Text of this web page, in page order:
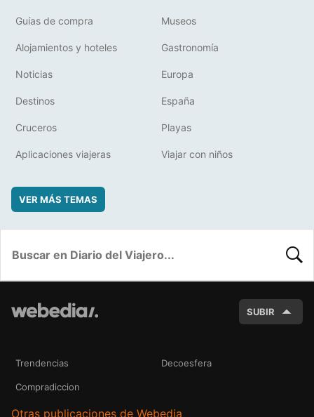
Guías de compra Museos
Alojamientos y hoteles Gastronomía
Noticias Europa
Destinos España
Cruceros Playas
Aplicaciones viajeras Viajar con niños
VER MÁS TEMAS
SUBIR
Trendencias Decoesfera
Compradiccion
Otras publicaciones de Webedia